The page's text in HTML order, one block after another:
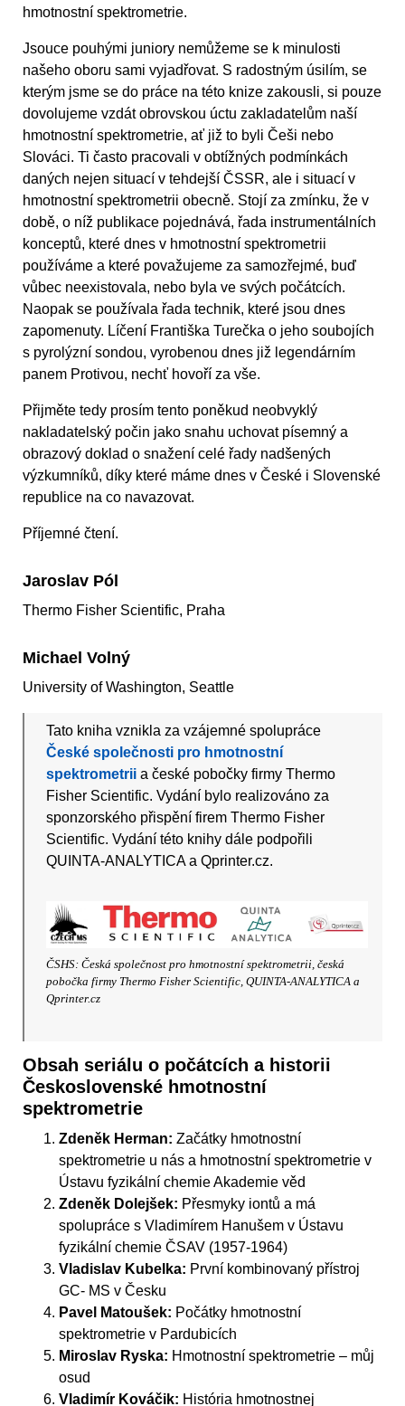
hmotnostní spektrometrie.
Jsouce pouhými juniory nemůžeme se k minulosti
našeho oboru sami vyjadřovat. S radostným úsilím, se
kterým jsme se do práce na této knize zakousli, si pouze
dovolujeme vzdát obrovskou úctu zakladatelům naší
hmotnostní spektrometrie, ať již to byli Češi nebo
Slováci. Ti často pracovali v obtížných podmínkách
daných nejen situací v tehdejší ČSSR, ale i situací v
hmotnostní spektrometrii obecně. Stojí za zmínku, že v
době, o níž publikace pojednává, řada instrumentálních
konceptů, které dnes v hmotnostní spektrometrii
používáme a které považujeme za samozřejmé, buď
vůbec neexistovala, nebo byla ve svých počátcích.
Naopak se používala řada technik, které jsou dnes
zapomenuty. Líčení Františka Turečka o jeho soubojích
s pyrolýzní sondou, vyrobenou dnes již legendárním
panem Protivou, nechť hovoří za vše.
Přijměte tedy prosím tento poněkud neobvyklý
nakladatelský počin jako snahu uchovat písemný a
obrazový doklad o snažení celé řady nadšených
výzkumníků, díky které máme dnes v České i Slovenské
republice na co navazovat.
Příjemné čtení.
Jaroslav Pól
Thermo Fisher Scientific, Praha
Michael Volný
University of Washington, Seattle
Tato kniha vznikla za vzájemné spolupráce
České společnosti pro hmotnostní
spektrometrii a české pobočky firmy Thermo
Fisher Scientific. Vydání bylo realizováno za
sponzorského přispění firem Thermo Fisher
Scientific. Vydání této knihy dále podpořili
QUINTA-ANALYTICA a Qprinter.cz.
ČSHS: Česká společnost pro hmotnostní spektrometrii, česká
pobočka firmy Thermo Fisher Scientific, QUINTA-ANALYTICA a
Qprinter.cz
Obsah seriálu o počátcích a historii
Československé hmotnostní
spektrometrie
Zdeněk Herman: Začátky hmotnostní
spektrometrie u nás a hmotnostní spektrometrie v
Ústavu fyzikální chemie Akademie věd
Zdeněk Dolejšek: Přesmyky iontů a má
spolupráce s Vladimírem Hanušem v Ústavu
fyzikální chemie ČSAV (1957-1964)
Vladislav Kubelka: První kombinovaný přístroj
GC- MS v Česku
Pavel Matoušek: Počátky hmotnostní
spektrometrie v Pardubicích
Miroslav Ryska: Hmotnostní spektrometrie – můj
osud
Vladimír Kováčik: História hmotnostnej